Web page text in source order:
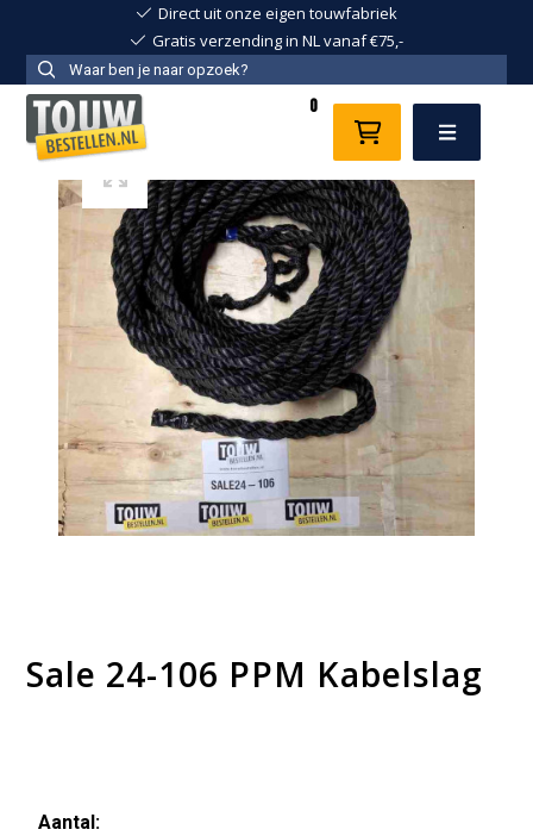
Direct uit onze eigen touwfabriek
Gratis verzending in NL vanaf €75,-
Menu
0
Sale 24-106 PPM Kabelslag
Aantal: